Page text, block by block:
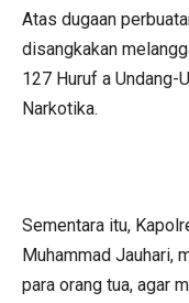
Atas dugaan
disangkakan
127 Huruf a Undang-
Narkotika.
Sementara itu,
Muhammad Jauhari,
para orang tua, agar